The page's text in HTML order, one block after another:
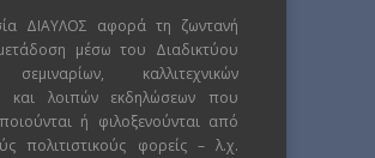
ΔΙΑΥΛΟΣ αφορά τη ζωντανή
μέσω του Διαδικτύου
σεμιναρίων, καλλιτεχνικών
και λοιπών εκδηλώσεων που
ή φιλοξενούνται από
πολιτιστικούς φορείς – λ.χ.